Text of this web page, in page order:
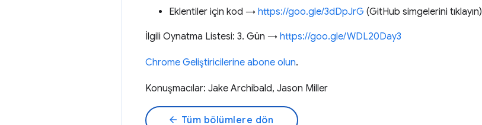
Eklentiler için kod → https://goo.gle/3dDpJrG (GitHub simgelerini tıklayın)
İlgili Oynatma Listesi: 3. Gün → https://goo.gle/WDL20Day3
Chrome Geliştiricilerine abone olun.
Konuşmacılar: Jake Archibald, Jason Miller
arrow_back Tüm bölümlere dön